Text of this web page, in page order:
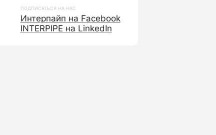
ПОДПИСАТЬСЯ НА НАС
Интерпайп на Facebook
INTERPIPE на LinkedIn